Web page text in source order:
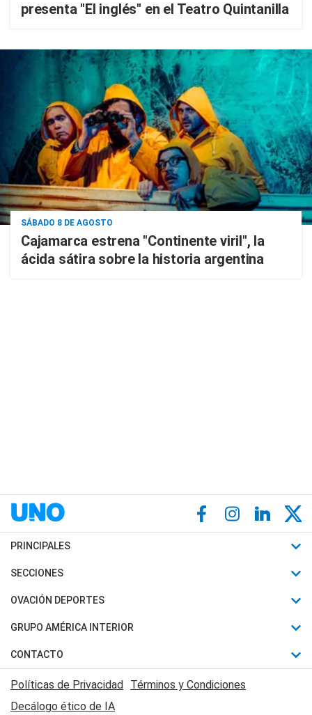
presenta "El inglés" en el Teatro Quintanilla
SÁBADO 8 DE AGOSTO
Cajamarca estrena "Continente viril", la
ácida sátira sobre la historia argentina
PRINCIPALES
Últimas Noticias
Política
Judiciales
Economia
SECCIONES
Horóscopo
Motores
Trucos caseros
Series y Películas
Edictos y Solicitadas
OVACIÓN DEPORTES
Fútbol
Mundial
Automovilismo
Rugby
GRUPO AMÉRICA INTERIOR
Canal 7 en Vivo
CONTACTO
Acerca de Nosotros
Contactanos
Políticas de Privacidad Términos y Condiciones
Decálogo ético de IA